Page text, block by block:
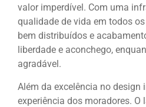
valor imperdível. Com uma
qualidade de vida em todos
bem distribuídos e
liberdade e aconchego,
agradável.
Além da excelência no design
experiência dos moradores. O